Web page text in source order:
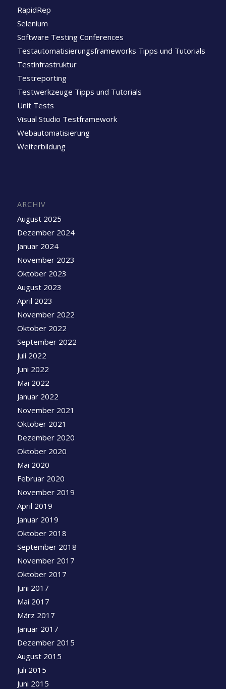
RapidRep
Selenium
Software Testing Conferences
Testautomatisierungsframeworks Tipps und Tutorials
Testinfrastruktur
Testreporting
Testwerkzeuge Tipps und Tutorials
Unit Tests
Visual Studio Testframework
Webautomatisierung
Weiterbildung
ARCHIV
August 2025
Dezember 2024
Januar 2024
November 2023
Oktober 2023
August 2023
April 2023
November 2022
Oktober 2022
September 2022
Juli 2022
Juni 2022
Mai 2022
Januar 2022
November 2021
Oktober 2021
Dezember 2020
Oktober 2020
Mai 2020
Februar 2020
November 2019
April 2019
Januar 2019
Oktober 2018
September 2018
November 2017
Oktober 2017
Juni 2017
Mai 2017
März 2017
Januar 2017
Dezember 2015
August 2015
Juli 2015
Juni 2015